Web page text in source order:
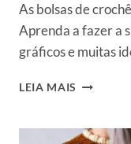
As bolsas de
Aprenda a fazer a
gráficos e muitas
LEIA MAIS BOLSAS
–